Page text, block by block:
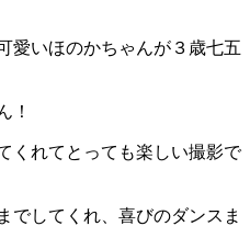
愛いほのかちゃんが３歳七五
！
くれてとっても楽しい撮影で
でしてくれ、喜びのダンスま